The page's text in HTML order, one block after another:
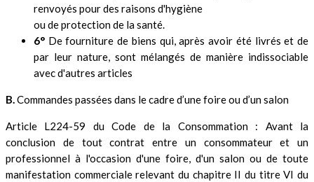
renvoyés pour des raisons d'hygiène
ou de protection de la santé.
6° De fourniture de biens qui, après avoir été livrés et de
par leur nature, sont mélangés de manière indissociable
avec d'autres articles
B.Commandes passées dans le cadre d’une foire ou d’un salon
Article L224-59 du Code de la Consommation : Avant la
conclusion de tout contrat entre un consommateur et un
professionnel à l'occasion d'une foire, d'un salon ou de toute
manifestation commerciale relevant du chapitre II du titre VI du